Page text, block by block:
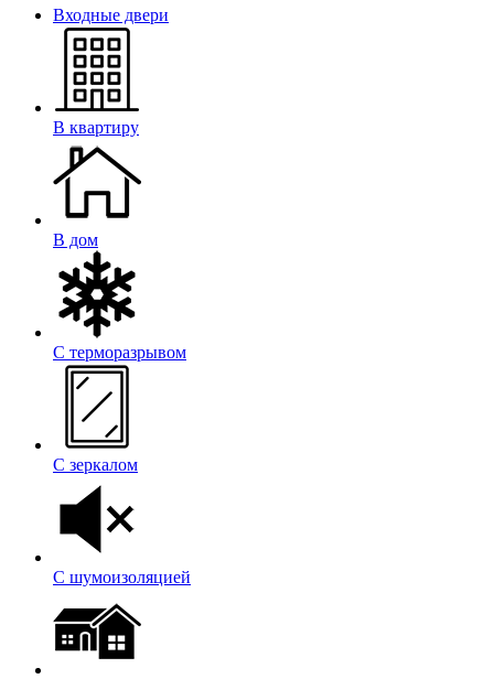
Входные двери
В квартиру
В дом
С терморазрывом
С зеркалом
С шумоизоляцией